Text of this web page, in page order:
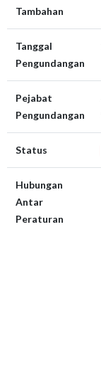
Tambahan
Tanggal
Pengundangan
Pejabat
Pengundangan
Status
Hubungan
Antar
Peraturan